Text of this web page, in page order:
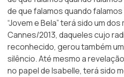
de que falamos quando
“Jovem e Bela” terá sido um
Cannes/2013, daqueles cujo
reconhecido, gerou também
silêncio. Até mesmo a
no papel de Isabelle, terá sido